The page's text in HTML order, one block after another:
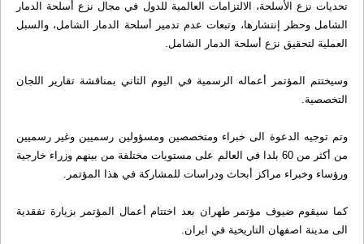
تحديات نزع الأسلحة، الالتزامات العالمية للدول في مجال نزع أسلحة الدمار
الشامل وحظر إنتشارها، وتبعات عدم تدمير أسلحة الدمار الشامل، والسبل
العملية لتحقيق نزع أسلحة الدمار الشامل.
وسيختتم المؤتمر أعماله الرسمية في اليوم الثاني بمناقشة تقارير اللجان
التخصصية.
وتم توجيه الدعوة الى خبراء ومتخصصين ومسؤولين رسميين وغير رسميين
من أكثر من 60 بلدا في العالم على مستويات مختلفة من بينهم وزراء خارجية
ورؤساء وخبراء مراكز أبحاث ودراسات للمشاركة في هذا المؤتمر.
كما سيقوم ضيوف مؤتمر طهران بعد اختتام أعمال المؤتمر بزيارة تفقدية
الى مدينة اصفهان التاريخية في ايران.